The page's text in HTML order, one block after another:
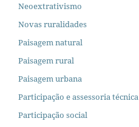
Neoextrativismo
Novas ruralidades
Paisagem natural
Paisagem rural
Paisagem urbana
Participação e assessoria técnica
Participação social